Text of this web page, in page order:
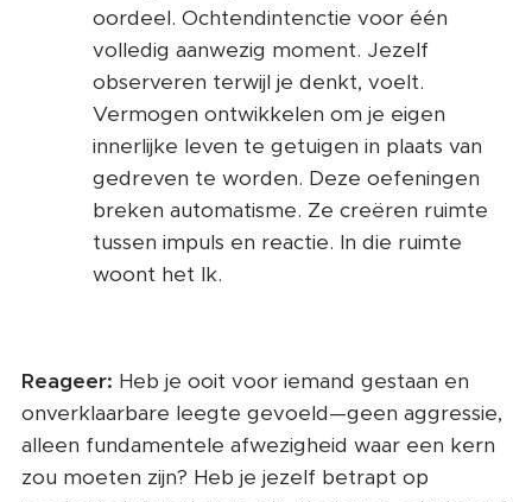
oordeel. Ochtendintenctie voor één
volledig aanwezig moment. Jezelf
observeren terwijl je denkt, voelt.
Vermogen ontwikkelen om je eigen
innerlijke leven te getuigen in plaats van
gedreven te worden. Deze oefeningen
breken automatisme. Ze creëren ruimte
tussen impuls en reactie. In die ruimte
woont het Ik.
Reageer: Heb je ooit voor iemand gestaan en
onverklaarbare leegte gevoeld—geen aggressie,
alleen fundamentele afwezigheid waar een kern
zou moeten zijn? Heb je jezelf betrapt op